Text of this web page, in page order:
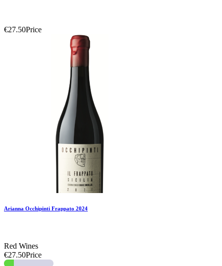
Add To Compare
Add To Wishlist
€27.50Price
Arianna Occhipinti Frappato 2024
Red Wines
€27.50Price